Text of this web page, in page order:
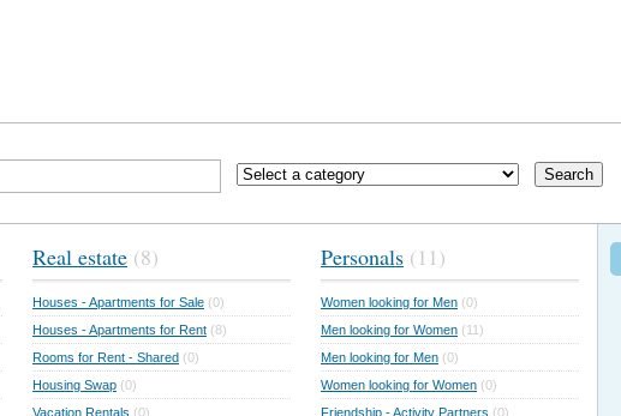
Search
Real estate (8)
Houses - Apartments for Sale (0)
Houses - Apartments for Rent (8)
Rooms for Rent - Shared (0)
Housing Swap (0)
Vacation Rentals (0)
Personals (11)
Women looking for Men (0)
Men looking for Women (11)
Men looking for Men (0)
Women looking for Women (0)
Friendship - Activity Partners (0)